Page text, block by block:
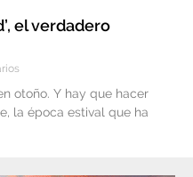
el verdadero
otoño. Y hay que hacer
la época estival que ha